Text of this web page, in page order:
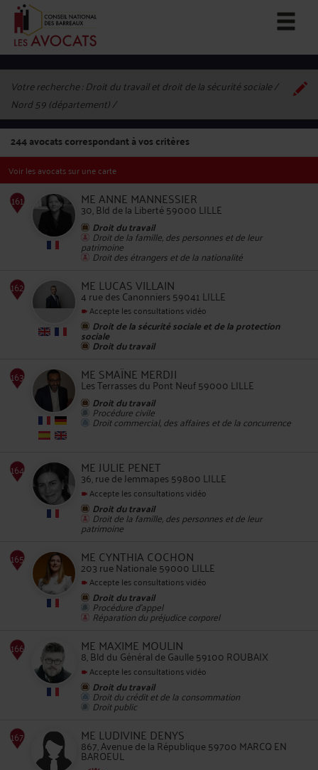
Votre recherche :Droit du travail et droit de la sécurité sociale /
Nord 59 (département)
244avocats correspondant à vos critères
Voir les avocats sur une carte
ME ANNE MANNESSIER
30, Bld de la Liberté 59000 LILLE
Droit du travail
Droit de la famille, des personnes et de leur
patrimoine
Droit des étrangers et de la nationalité
ME LUCAS VILLAIN
4 rue des Canonniers 59041 LILLE
Accepte les consultations vidéo
Droit de la sécurité sociale et de la protection
sociale
Droit du travail
163
ME SMAÏNE MERDJI
Les Terrasses du Pont Neuf 59000 LILLE
Droit du travail
Procédure civile
Droit commercial, des affaires et de la concurrence
ME JULIE PENET
36, rue de Jemmapes 59800 LILLE
Accepte les consultations vidéo
Droit du travail
Droit de la famille, des personnes et de leur
patrimoine
ME CYNTHIA COCHON
203 rue Nationale 59000 LILLE
Accepte les consultations vidéo
Droit du travail
Procédure d'appel
Réparation du préjudice corporel
ME MAXIME MOULIN
8, Bld du Général de Gaulle 59100 ROUBAIX
Accepte les consultations vidéo
Droit du travail
Droit du crédit et de la consommation
Droit public
ME LUDIVINE DENYS
867, Avenue de la République 59700 MARCQ EN
BAROEUL